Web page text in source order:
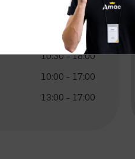
10:30 - 18:00
10:30 - 20:00
10:30 - 18:00
10:00 - 17:00
13:00 - 17:00